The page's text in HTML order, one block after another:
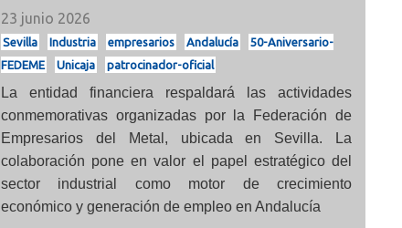
23 junio 2026
Sevilla Industria empresarios Andalucía
50-Aniversario-
FEDEME
Unicaja patrocinador-oficial
La entidad financiera respaldará las actividades
conmemorativas organizadas por la Federación de
Empresarios del Metal, ubicada en Sevilla. La
colaboración pone en valor el papel estratégico del
sector industrial como motor de crecimiento
económico y generación de empleo en Andalucía